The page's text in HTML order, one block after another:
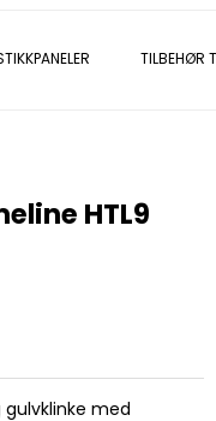
TILBEHØR
HTL9
med